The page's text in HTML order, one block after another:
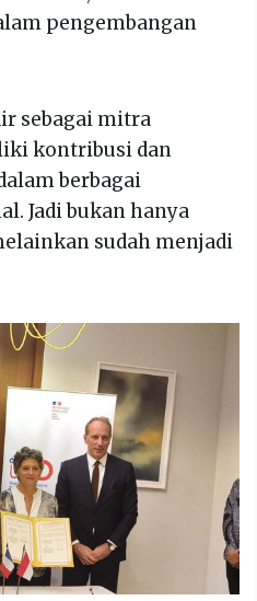
pengembangan
sebagai mitra
kontribusi dan
berbagai
Jadi bukan hanya
sudah menjadi